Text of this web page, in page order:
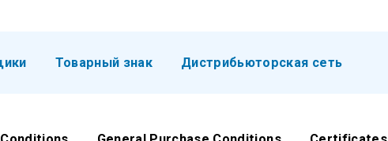
Товарный знак Дистрибьюторская сеть